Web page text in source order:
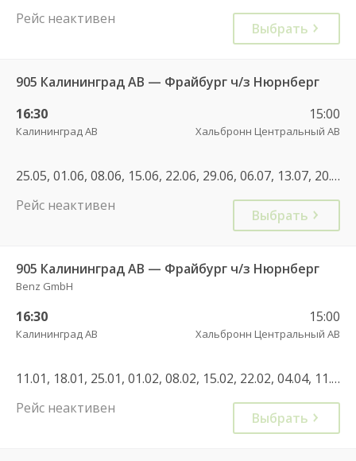
Рейс неактивен
Выбрать
905 Калининград АВ — Фрайбург ч/з Нюрнберг
16:30
Калининград АВ
15:00
Хальбронн Центральный АВ
25.05, 01.06, 08.06, 15.06, 22.06, 29.06, 06.07, 13.07, 20.07, 27.07, 03.08, 10.08, 17.08, 24.08, 31.08, 07.09, 14.09, 21.09, 28.09, 05.10, 12.10, 19.10, 26.10, 09.05, 23.05, 04.07, 25.07, 01.08, 22.08, 29.08, 05.09
Рейс неактивен
Выбрать
905 Калининград АВ — Фрайбург ч/з Нюрнберг
Benz GmbH
16:30
Калининград АВ
15:00
Хальбронн Центральный АВ
11.01, 18.01, 25.01, 01.02, 08.02, 15.02, 22.02, 04.04, 11.04, 18.04, 25.04, 02.05, 09.05, 16.05, 23.05, 30.05, 06.06, 13.06, 20.06, 27.06, 04.07, 11.07, 18.07, 25.07, 01.08, 08.08, 15.08, 22.08, 29.08, 05.09, 12.09, 19.09, 26.09, 03.10, 10.10, 17.10, 24.10
Рейс неактивен
Выбрать